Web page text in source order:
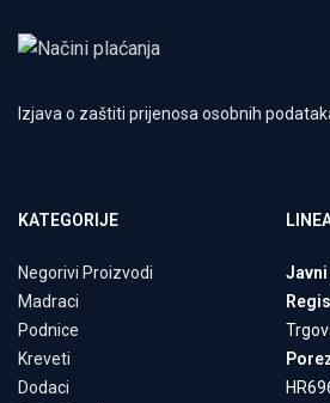
Izjava o zaštiti prijenosa osobnih
KATEGORIJE
Negorivi Proizvodi
Madraci
Podnice
Kreveti
Dodaci